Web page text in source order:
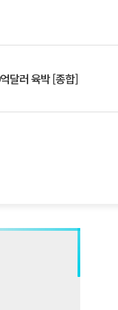
달러 육박 [종합]